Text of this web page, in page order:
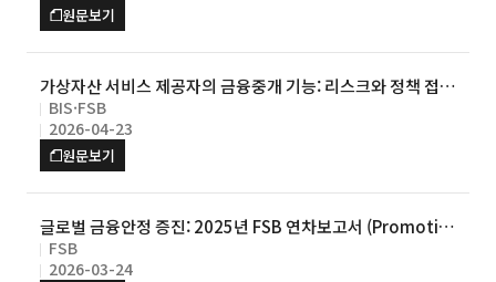
원문보기
가상자산 서비스 제공자의 금융중개 기능: 리스크와 정책 접근
(Cryptoasset Service Providers as Financial Intermed
iaries: Risks and Policy Approaches)
BIS·FSB
2026-04-23
원문보기
글로벌 금융안정 증진: 2025년 FSB 연차보고서 (Promotin
g Global Financial Stability: 2025 FSB Annual Report)
FSB
2026-03-24